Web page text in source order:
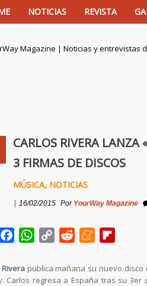
NOTICIAS REVISTA
CARLOS RIVERA LANZA
3 FIRMAS DE DISCOS
MÚSICA, NOTICIAS
| 16/02/2015 Por YourWay Magazine
TwitterFacebookWhatsApp
Copy
Reddit Meneame
publica mañana su nuevo disco
Carlos regresa a España tras su 3er